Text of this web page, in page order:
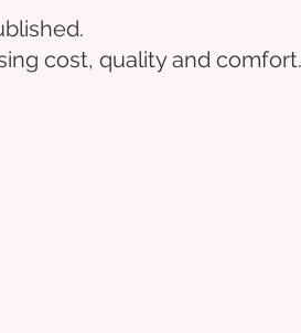
cost, quality and comfort.